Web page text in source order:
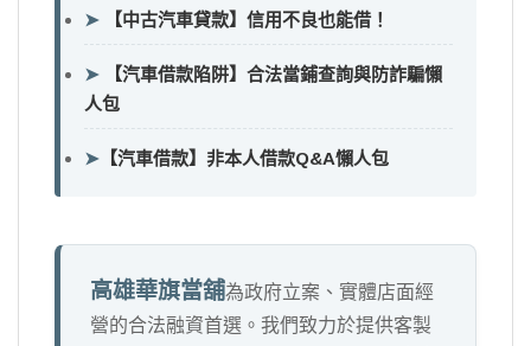
➤ 【中古汽車貸款】信用不良也能借！
➤ 【汽車借款陷阱】合法當鋪查詢與防詐騙懶
人包
➤ 【汽車借款】非本人借款Q&A懶人包
高雄華旗當舖為政府立案、實體店面經
營的合法融資首選。我們致力於提供客製